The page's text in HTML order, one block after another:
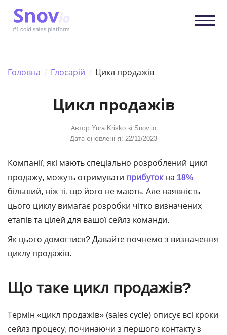
Головна / Глосарій / Цикл продажів
Цикл продажів
Автор Yura Krisko зі Snov.io
Дата оновлення: 22/11/2023
Компанії, які мають спеціально розроблений цикл
продажу, можуть отримувати прибутокна 18%
більший, ніж ті, що його не мають. Але наявність
цього циклу вимагає розробки чітко визначених
етапів та цілей для вашої сейлз команди.
Як цього домогтися? Давайте почнемо з визначення
циклу продажів.
Що таке цикл продажів?
Термін «цикл продажів» (sales cycle) описує всі кроки
сейлз процесу, починаючи з першого контакту з